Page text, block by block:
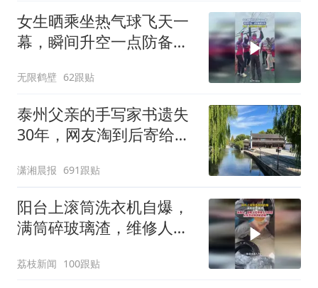
女生晒乘坐热气球飞天一
幕，瞬间升空一点防备都
无限鹤壁 62跟贴
泰州父亲的手写家书遗失
30年，网友淘到后寄给女
还在
潇湘晨报 691跟贴
阳台上滚筒洗衣机自爆，
满筒碎玻璃渣，维修人员
洗衣机自爆
荔枝新闻 100跟贴